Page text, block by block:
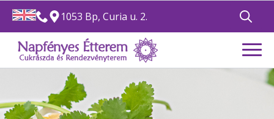
1053 Bp, Curia u. 2.
for: